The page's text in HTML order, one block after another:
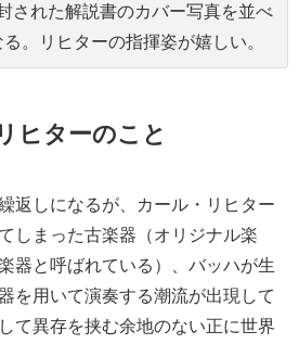
された解説書のカバー写真を並べ
。リヒターの指揮姿が嬉しい。
ヒターのこと
返しになるが、カール・リヒター
しまった古楽器（オリジナル楽
器と呼ばれている）、バッハが生
を用いて演奏する潮流が出現して
て異存を挟む余地のない正に世界